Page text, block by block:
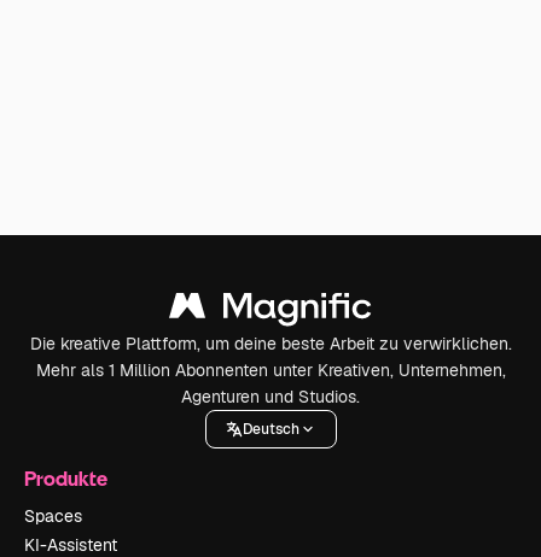
Die kreative Plattform, um deine beste Arbeit zu verwirklichen.
Mehr als 1 Million Abonnenten unter Kreativen, Unternehmen,
Agenturen und Studios.
Deutsch
Produkte
Spaces
KI-Assistent